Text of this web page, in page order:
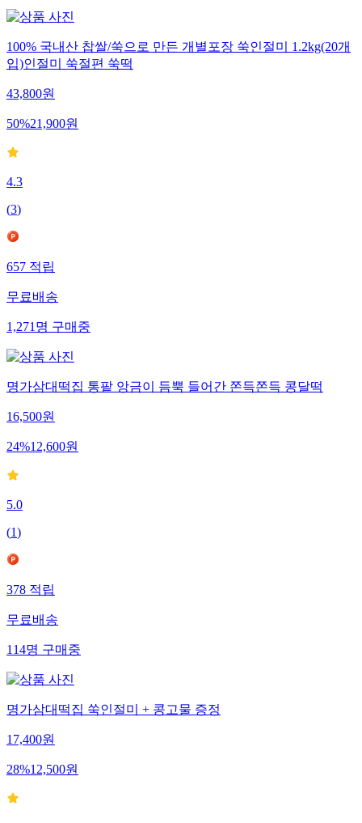
100% 국내산 찹쌀/쑥으로 만든 개별포장 쑥인절미 1.2kg(20개
입)인절미 쑥절편 쑥떡
43,800원
50%21,900원
4.3
(3)
657적립
무료배송
1,271명구매중
명가삼대떡집 통팥 앙금이 듬뿍 들어간 쫀득쫀득 콩달떡
16,500원
24%12,600원
5.0
(1)
378적립
무료배송
114명구매중
명가삼대떡집 쑥인절미 + 콩고물 증정
17,400원
28%12,500원